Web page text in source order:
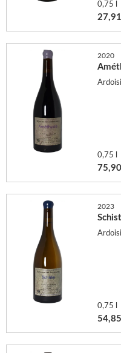
0,75 l
2020
0,75 l
2023
0,75 l